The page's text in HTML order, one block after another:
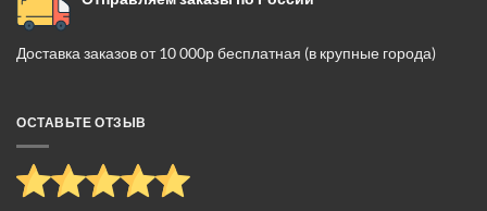
Доставка заказов от 10 000р бесплатная (в крупные города)
ОСТАВЬТЕ ОТЗЫВ